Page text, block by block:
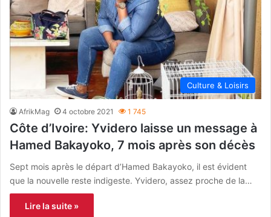
Culture & Loisirs
AfrikMag 4 octobre 2021 1 745
Côte d’Ivoire: Yvidero laisse un message à
Hamed Bakayoko, 7 mois après son décès
Sept mois après le départ d’Hamed Bakayoko, il est évident
que la nouvelle reste indigeste. Yvidero, assez proche de la…
Lire la suite »